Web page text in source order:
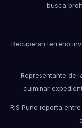
busca
Recuperan terreno
Representante de
culminar
RIS Puno reporta